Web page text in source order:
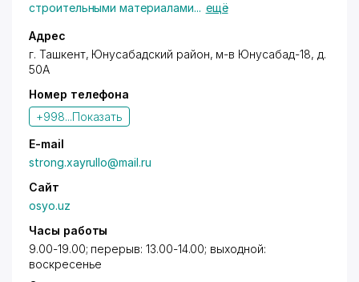
строительными материалами... ещё
Адрес
г. Ташкент, Юнусабадский район, м-в Юнусабад-18, д.
50А
Номер телефона
+998...Показать
E-mail
strong.xayrullo@mail.ru
Сайт
osyo.uz
Часы работы
9.00-19.00; перерыв: 13.00-14.00; выходной:
воскресенье